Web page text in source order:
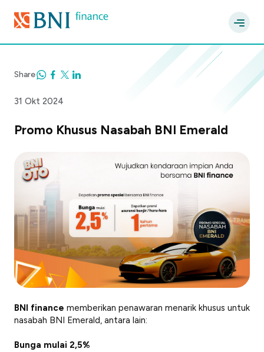
31 Okt 2024
Share
Promo Khusus Nasabah BNI Emerald
BNI finance memberikan penawaran menarik khusus untuk
nasabah BNI Emerald, antara lain:
Bunga mulai 2,5%